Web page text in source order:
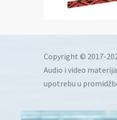
Copyright © 2017-
Audio i video
upotrebu u